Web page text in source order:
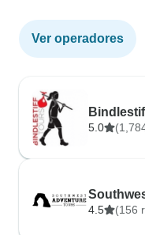
Ver operadores
5.0
4.5 (156